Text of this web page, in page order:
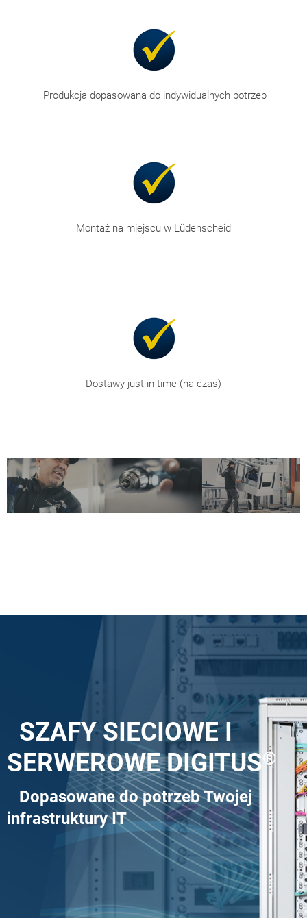
Produkcja dopasowana do indywidualnych potrzeb
Montaż na miejscu w Lüdenscheid
Dostawy just-in-time (na czas)
SZAFY SIECIOWE I
SERWEROWE DIGITUS®
Dopasowane do potrzeb Twojej
infrastruktury IT